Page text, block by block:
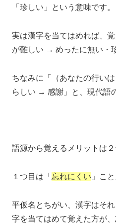
「珍しい」という意味です。
実は漢字を当てはめれば、
が難しい → めったに無い・
ちなみに「（あなたの行い
らしい → 感謝」と、現代語
語源から覚えるメリットは２
１つ目は「 忘れにくい 」こと
平仮名とちがい、漢字はそ
字を当てはめて覚えた方が